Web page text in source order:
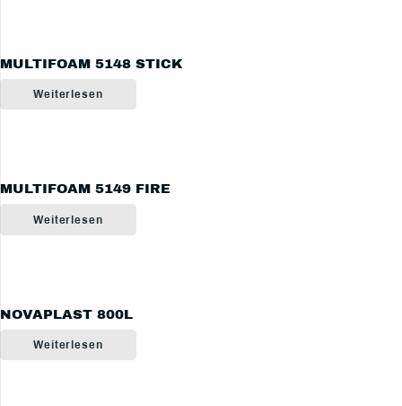
MULTIFOAM 5148 STICK
Weiterlesen
MULTIFOAM 5149 FIRE
Weiterlesen
NOVAPLAST 800L
Weiterlesen